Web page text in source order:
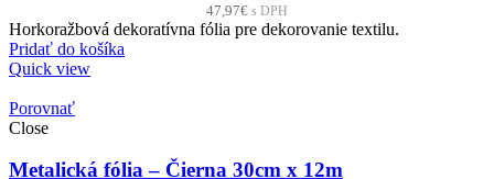
47,97€ s DPH
Horkoražbová dekoratívna fólia pre dekorovanie textilu.
Pridať do košíka
Quick view
Porovnať
Close
Metalická fólia – Čierna 30cm x 12m